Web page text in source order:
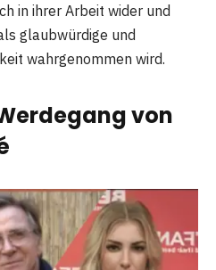
in ihrer Arbeit wider und
glaubwürdige und
wahrgenommen wird.
von